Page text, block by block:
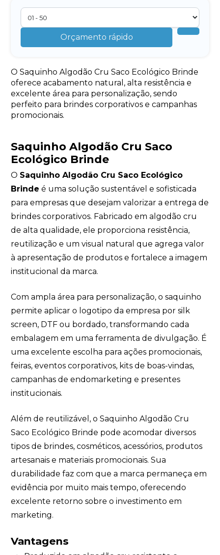
Orçamento rápido
O Saquinho Algodão Cru Saco Ecológico Brinde
oferece acabamento natural, alta resistência e
excelente área para personalização, sendo
perfeito para brindes corporativos e campanhas
promocionais.
Saquinho Algodão Cru Saco
Ecológico Brinde
O Saquinho Algodão Cru Saco Ecológico
Brinde é uma solução sustentável e sofisticada
para empresas que desejam valorizar a entrega de
brindes corporativos. Fabricado em algodão cru
de alta qualidade, ele proporciona resistência,
reutilização e um visual natural que agrega valor
à apresentação de produtos e fortalece a imagem
institucional da marca.
Com ampla área para personalização, o saquinho
permite aplicar o logotipo da empresa por silk
screen, DTF ou bordado, transformando cada
embalagem em uma ferramenta de divulgação. É
uma excelente escolha para ações promocionais,
feiras, eventos corporativos, kits de boas-vindas,
campanhas de endomarketing e presentes
institucionais.
Além de reutilizável, o Saquinho Algodão Cru
Saco Ecológico Brinde pode acomodar diversos
tipos de brindes, cosméticos, acessórios, produtos
artesanais e materiais promocionais. Sua
durabilidade faz com que a marca permaneça em
evidência por muito mais tempo, oferecendo
excelente retorno sobre o investimento em
marketing.
Vantagens